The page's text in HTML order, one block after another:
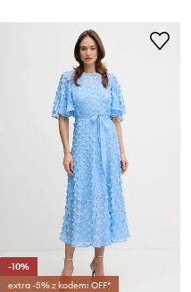
-10%
extra -5% z kodem: OFF*